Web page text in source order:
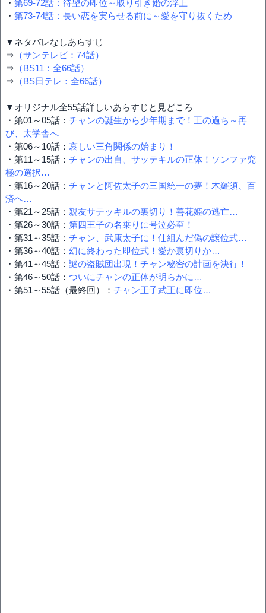
・ 第69-72話：待望の即位～取り引き婚の浮上
・ 第73-74話：長い恋を実らせる前に～愛を守り抜くため
▼ネタバレなしあらすじ
⇒ （サンテレビ：74話）
⇒ （BS11：全66話）
⇒ （BS日テレ：全66話）
▼オリジナル全55話詳しいあらすじと見どころ
・第01～05話： チャンの誕生から少年期まで！王の過ち～再
び、太学舎へ
・第06～10話： 哀しい三角関係の始まり！
・第11～15話： チャンの出自、サッテキルの正体！ソンファ究
極の選択…
・第16～20話： チャンと阿佐太子の三国統一の夢！木羅須、百
済へ…
・第21～25話： 親友サテッキルの裏切り！善花姫の逃亡…
・第26～30話： 第四王子の名乗りに号泣必至！
・第31～35話： チャン、武康太子に！仕組んだ偽の譲位式…
・第36～40話： 幻に終わった即位式！愛か裏切りか…
・第41～45話： 謎の盗賊団出現！チャン秘密の計画を決行！
・第46～50話： ついにチャンの正体が明らかに…
・第51～55話（最終回）： チャン王子武王に即位…